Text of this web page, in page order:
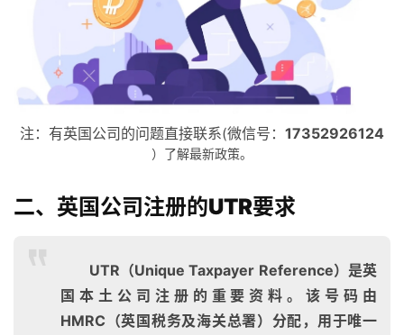
注：有英国公司的问题直接联系(微信号： 17352926124
）了解最新政策。
二、英国公司注册的UTR要求
UTR（Unique Taxpayer Reference）是英
国本土公司注册的重要资料。该号码由
HMRC（英国税务及海关总署）分配，用于唯一